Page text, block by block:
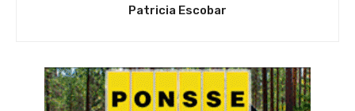
Patricia Escobar